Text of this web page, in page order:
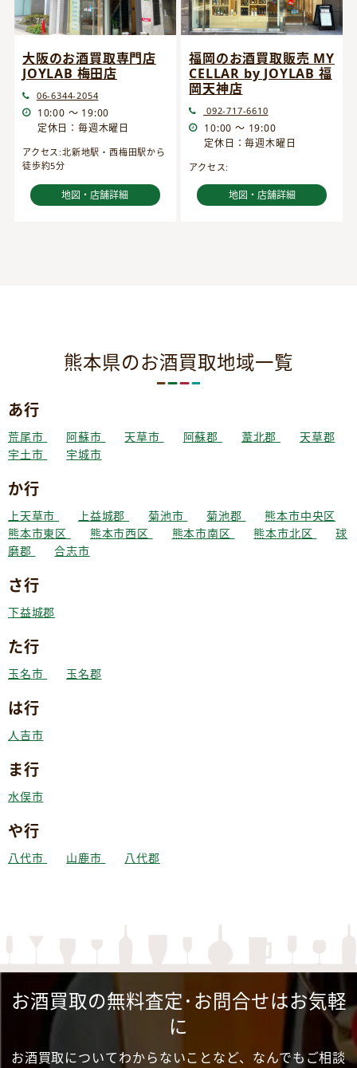
大阪のお酒買取専門店
JOYLAB 梅田店
06-6344-2054
10:00 ～ 19:00
定休日：毎週木曜日
アクセス:北新地駅・西梅田駅から
徒歩約5分
地図・店舗詳細
福岡のお酒買取販売 MY
CELLAR by JOYLAB 福
岡天神店
092-717-6610
10:00 ～ 19:00
定休日：毎週木曜日
アクセス:
地図・店舗詳細
熊本県のお酒買取地域一覧
あ行
荒尾市 阿蘇市 天草市 阿蘇郡 葦北郡
天草郡
宇土市
宇城市
か行
上天草市 上益城郡 菊池市 菊池郡
熊本市中央区
熊本市東区
熊本市西区 熊本市南区 熊本市北区
球
磨郡
合志市
さ行
下益城郡
た行
玉名市 玉名郡
は行
人吉市
ま行
水俣市
や行
八代市 山鹿市 八代郡
お酒買取の無料査定･お問合せはお気軽
に
お酒買取についてわからないことなど、なんでもご相談